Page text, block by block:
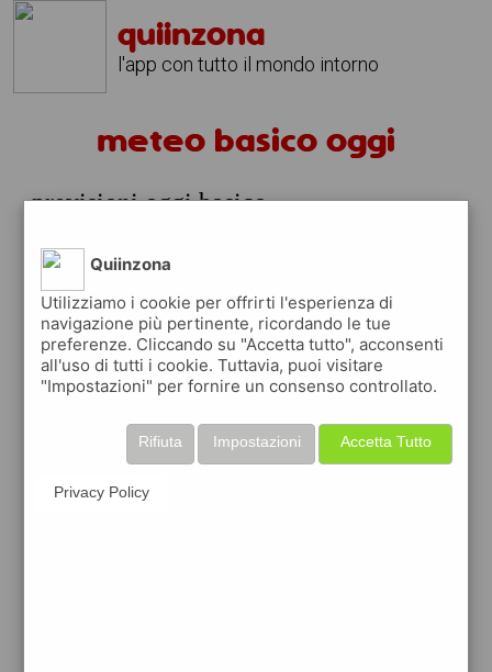
quiinzona
l'app con tutto il mondo intorno
meteo basico oggi
previsioni oggi basico
prossime ore
meteo basico domani e prossimi giorni
nelle prossime ore a basico si prevede
temperature a partire da 0° fino 0°
meteo basico domani
il tempo di prevede in mattinata a partire
dalle
anche in serata per le
Quiinzona
Utilizziamo i cookie per offrirti l'esperienza di
navigazione più pertinente, ricordando le tue
preferenze. Cliccando su "Accetta tutto", acconsenti
all'uso di tutti i cookie. Tuttavia, puoi visitare
"Impostazioni" per fornire un consenso controllato.
Accetta Tutto
Impostazioni
Rifiuta
Privacy Policy